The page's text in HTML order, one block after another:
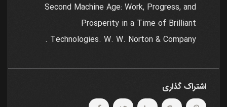
Second Machine Age: Work, Progress, and
Prosperity in a Time of Brilliant
Technologies. W. W. Norton & Company .
اشتراک گذاری